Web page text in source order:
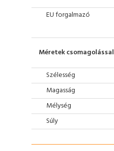
EU forgalmazó
Méretek csomagolással
Szélesség
Magasság
Mélység
Súly